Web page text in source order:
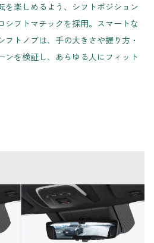
を楽しめるよう、シフトポジション
シフトマチックを採用。スマートな
フトノブは、手の大きさや握り方・
ンを検証し、あらゆる人にフィット